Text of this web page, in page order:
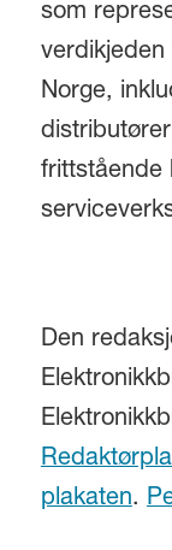
som
verdikjeden
Norge,
frittstående
Den
plakaten.